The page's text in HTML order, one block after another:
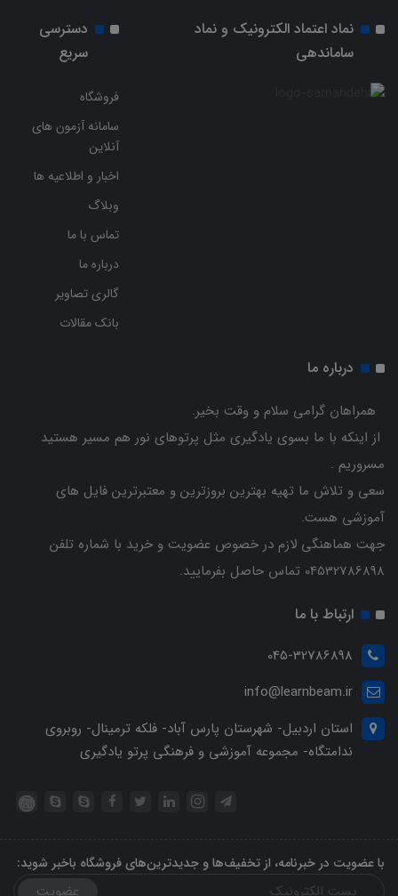
نماد اعتماد الکترونیک و نماد
ساماندهی
دسترسی
سریع
فروشگاه
سامانه آزمون های
آنلاین
اخبار و اطلاعیه ها
وبلاگ
تماس با ما
درباره ما
گالری تصاویر
بانک مقالات
درباره ما
همراهان گرامی سلام و وقت بخیر.
از اینکه با ما بسوی یادگیری مثل پرتوهای نور هم مسیر هستید
مسروریم .
سعی و تلاش ما تهیه بهترین بروزترین و معتبرترین فایل های
آموزشی هست.
جهت هماهنگی لازم در خصوص عضویت و خرید با شماره تلفن
04532786898 تماس حاصل بفرمایید.
ارتباط با ما
045-32786898
info@learnbeam.ir
استان اردبیل- شهرستان پارس آباد- فلکه ترمینال- روبروی
ندامتگاه- مجموعه آموزشی و فرهنگی پرتو یادگیری
با عضویت در خبرنامه، از تخفیف‌ها و جدیدترین‌های فروشگاه باخبر شوید:
عضویت